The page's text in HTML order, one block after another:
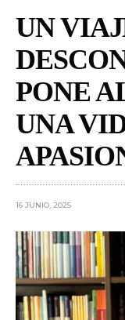
UN
PONE
UNA
16 JUNIO, 2025